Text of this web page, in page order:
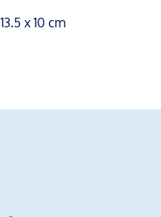
13.5 x 10 cm